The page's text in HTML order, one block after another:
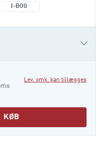
op om centrale temaer i
I-BOG
Lev. omk. kan tillægges
KØB